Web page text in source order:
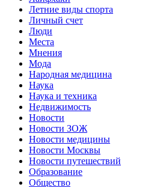
Летние виды спорта
Личный счет
Люди
Места
Мнения
Мода
Народная медицина
Наука
Наука и техника
Недвижимость
Новости
Новости ЗОЖ
Новости медицины
Новости Москвы
Новости путешествий
Образование
Общество